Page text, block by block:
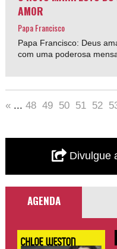
AMOR
Papa Francisco
Papa Francisco: Deus
com uma poderosa
« ...48 49 50 51 52
Divulgue
AGENDA